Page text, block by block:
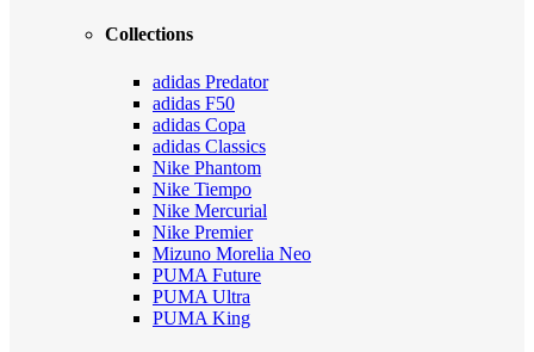
Collections
adidas Predator
adidas F50
adidas Copa
adidas Classics
Nike Phantom
Nike Tiempo
Nike Mercurial
Nike Premier
Mizuno Morelia Neo
PUMA Future
PUMA Ultra
PUMA King